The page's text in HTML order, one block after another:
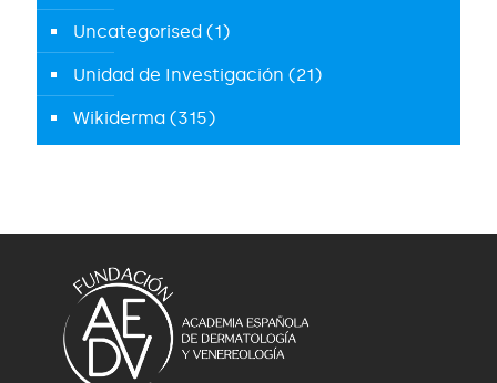
Uncategorised (1)
Unidad de Investigación (21)
Wikiderma (315)